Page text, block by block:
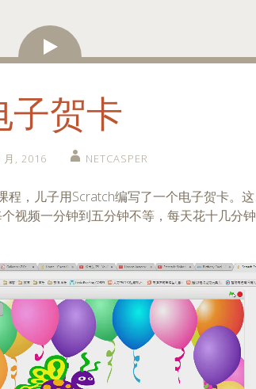
视
子贺卡
月, 2016 NETCASPER
程，儿子用Scratch编写了一个电子贺卡。这
视频一分钟到五分钟不等，每天花十几分钟